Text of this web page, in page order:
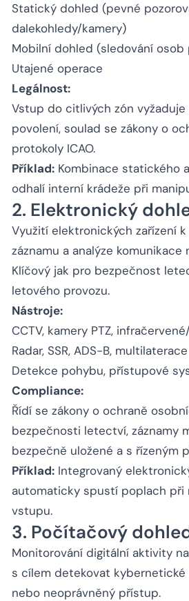
Statický dohled (pevné
dalekohledy/kamery)
Mobilní dohled (sledování
Utajené operace
Legálnost:
Vstup do citlivých zón
povolení, soulad se zákony o
protokoly ICAO.
Příklad: Kombinace statického
odhalí interní krádeže při
2. Elektronický
Využití elektronických zařízení
záznamu a analýze komunikace
Klíčový jak pro bezpečnost
letového provozu.
Nástroje:
CCTV, kamery PTZ,
Radar, SSR, ADS-B, multilaterace
Detekce pohybu, přístupové
Compliance:
Řídí se zákony o ochraně
bezpečnosti letectví, záznamy
bezpečně uložené a s řízeným
Příklad: Integrovaný
automaticky spustí poplach při
vstupu.
3. Počítačový
Monitorování digitální aktivity
s cílem detekovat kybernetické
nebo neoprávněný přístup.